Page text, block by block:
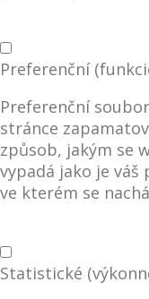
Preferenční
Preferenční
stránce
způsob, jakým se
vypadá jako je
ve kterém se
Statistické